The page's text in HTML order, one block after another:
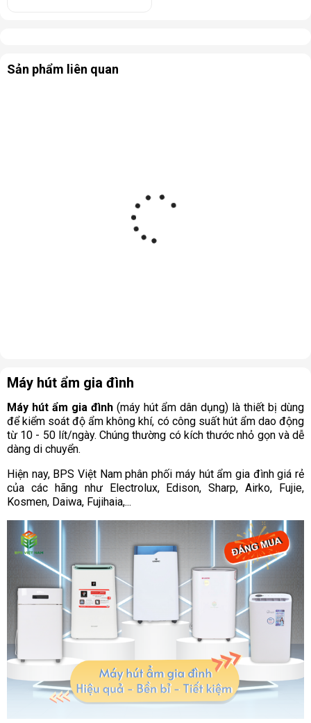
Sản phẩm liên quan
Máy hút ẩm gia đình
Máy hút ẩm gia đình(máy hút ẩm dân dụng) là thiết bị dùng
để kiểm soát độ ẩm không khí, có công suất hút ẩm dao động
từ 10 - 50 lít/ngày. Chúng thường có kích thước nhỏ gọn và dễ
dàng di chuyển.
Hiện nay, BPS Việt Nam phân phối máy hút ẩm gia đình giá rẻ
của các hãng như Electrolux, Edison, Sharp, Airko, Fujie,
Kosmen, Daiwa, Fujihaia,...